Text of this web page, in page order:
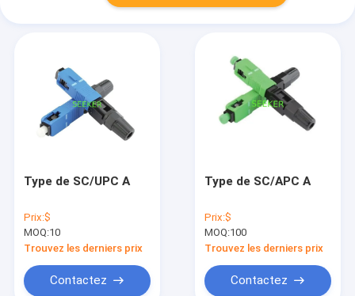
Type de SC/UPC A
Prix:$
MOQ:10
Trouvez les derniers prix
Contactez
Type de SC/APC A
Prix:$
MOQ:100
Trouvez les derniers prix
Contactez